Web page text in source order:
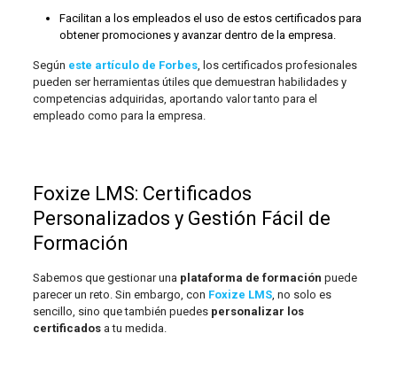
Facilitan a los empleados el uso de estos certificados para
obtener promociones y avanzar dentro de la empresa.
Según este artículo de Forbes, los certificados profesionales
pueden ser herramientas útiles que demuestran habilidades y
competencias adquiridas, aportando valor tanto para el
empleado como para la empresa.
Foxize LMS: Certificados
Personalizados y Gestión Fácil de
Formación
Sabemos que gestionar una plataforma de formación puede
parecer un reto. Sin embargo, con Foxize LMS, no solo es
sencillo, sino que también puedes personalizar los
certificadosa tu medida.